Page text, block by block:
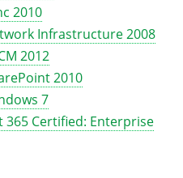
2010
Infrastructure 2008
2012
2010
7
Certified: Enterprise